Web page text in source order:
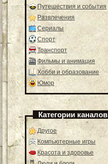
Путешествия и события
Развлечения
Сериалы
Спорт
Транспорт
Фильмы и анимация
Хобби и образование
Юмор
Категории каналов
Другое
Компьютерные игры
Красота и здоровье